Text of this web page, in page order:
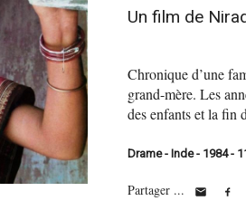
Un film de
Chronique d’une
grand-mère. Les
des enfants et la fin
Drame - Inde - 1984 -
Partager ...